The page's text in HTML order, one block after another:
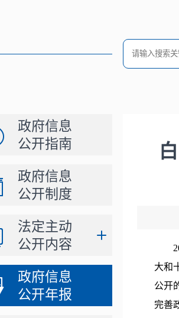
政府信息
公开指南
政府信息
公开制度
法定主动
公开内容
政府信息
公开年报
大和
公开
完善